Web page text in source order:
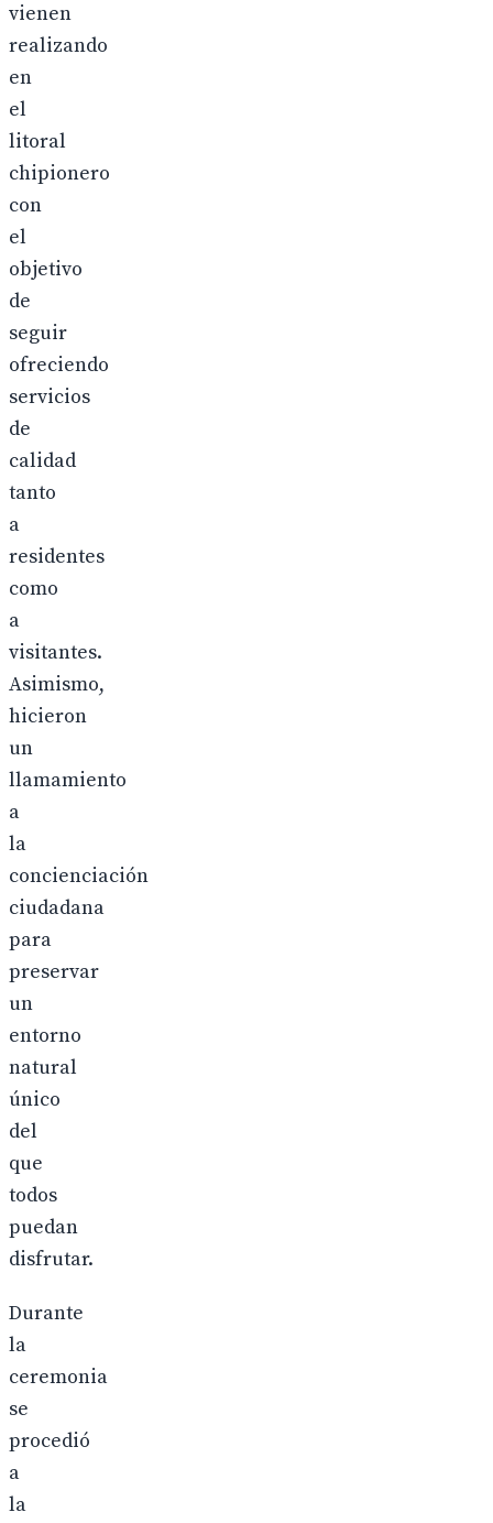
vienen
realizando
en
el
litoral
chipionero
con
el
objetivo
de
seguir
ofreciendo
servicios
de
calidad
tanto
a
residentes
como
a
visitantes.
Asimismo,
hicieron
un
llamamiento
a
la
concienciación
ciudadana
para
preservar
un
entorno
natural
único
del
que
todos
puedan
disfrutar.
Durante
la
ceremonia
se
procedió
a
la